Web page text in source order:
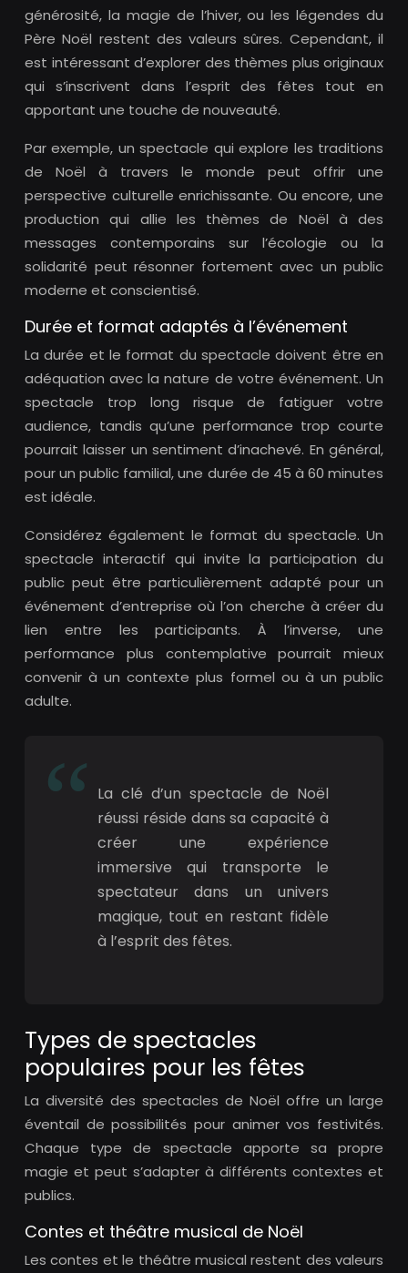
générosité, la magie de l’hiver, ou les légendes du
Père Noël restent des valeurs sûres. Cependant, il
est intéressant d’explorer des thèmes plus originaux
qui s’inscrivent dans l’esprit des fêtes tout en
apportant une touche de nouveauté.
Par exemple, un spectacle qui explore les traditions
de Noël à travers le monde peut offrir une
perspective culturelle enrichissante. Ou encore, une
production qui allie les thèmes de Noël à des
messages contemporains sur l’écologie ou la
solidarité peut résonner fortement avec un public
moderne et conscientisé.
Durée et format adaptés à l’événement
La durée et le format du spectacle doivent être en
adéquation avec la nature de votre événement. Un
spectacle trop long risque de fatiguer votre
audience, tandis qu’une performance trop courte
pourrait laisser un sentiment d’inachevé. En général,
pour un public familial, une durée de 45 à 60 minutes
est idéale.
Considérez également le format du spectacle. Un
spectacle interactif qui invite la participation du
public peut être particulièrement adapté pour un
événement d’entreprise où l’on cherche à créer du
lien entre les participants. À l’inverse, une
performance plus contemplative pourrait mieux
convenir à un contexte plus formel ou à un public
adulte.
La clé d’un spectacle de Noël
réussi réside dans sa capacité à
créer une expérience
immersive qui transporte le
spectateur dans un univers
magique, tout en restant fidèle
à l’esprit des fêtes.
Types de spectacles
populaires pour les fêtes
La diversité des spectacles de Noël offre un large
éventail de possibilités pour animer vos festivités.
Chaque type de spectacle apporte sa propre
magie et peut s’adapter à différents contextes et
publics.
Contes et théâtre musical de Noël
Les contes et le théâtre musical restent des valeurs